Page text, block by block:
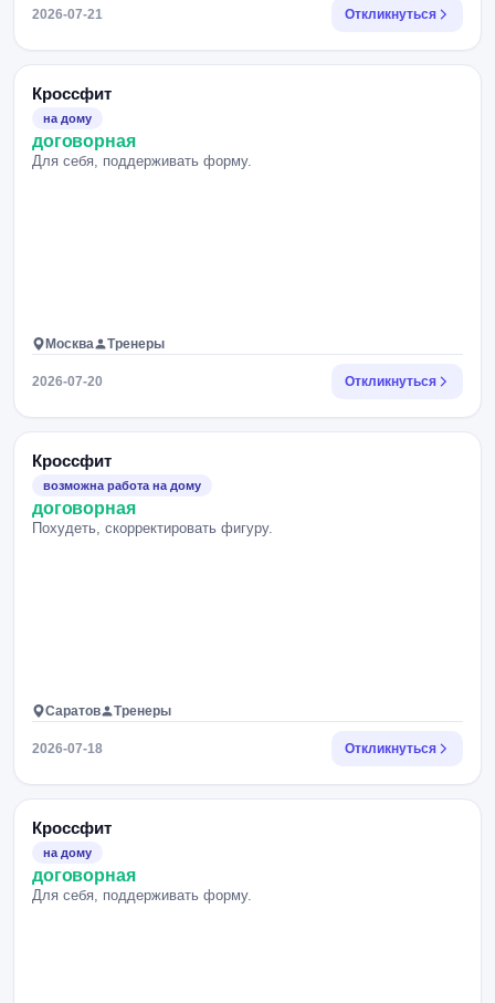
2026-07-21 Откликнуться
Кроссфит
на дому
договорная
Для себя, поддерживать форму.
Москва Тренеры
2026-07-20 Откликнуться
Кроссфит
возможна работа на дому
договорная
Похудеть, скорректировать фигуру.
Саратов Тренеры
2026-07-18 Откликнуться
Кроссфит
на дому
договорная
Для себя, поддерживать форму.